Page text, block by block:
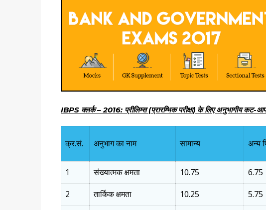
IBPS क्लर्क –2016: प्रीलिम्स (प्रारम्भिक परीक्षा) के लिए अनुभागीय
क्र.सं. अनुभाग का नाम सामान्य अन्य
1
संख्यात्मक क्षमता 10.75 6.75
2
तार्किक क्षमता 10.25 5.75